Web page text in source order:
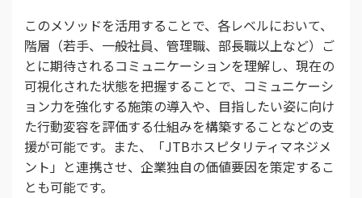
このメソッドを活用することで、各レベルにおいて、
階層（若手、一般社員、管理職、部長職以上など）ご
とに期待されるコミュニケーションを理解し、現在の
可視化された状態を把握することで、コミュニケーシ
ョン力を強化する施策の導入や、目指したい姿に向け
た行動変容を評価する仕組みを構築することなどの支
援が可能です。また、「JTBホスピタリティマネジメ
ント」と連携させ、企業独自の価値要因を策定するこ
とも可能です。